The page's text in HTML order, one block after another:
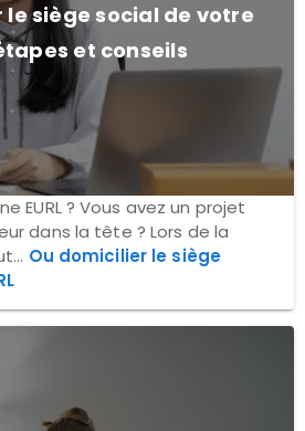
le siège social de votre
étapes et conseils
EURL ? Vous avez un projet
dans la tête ? Lors de la
Ou domicilier le siège